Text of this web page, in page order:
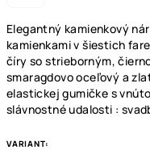
Elegantný kamienkový
kamienkami v šiestich
číry so strieborným,
smaragdovo oceľový a
elastickej gumičke s
slávnostné udalosti :
VARIANT: